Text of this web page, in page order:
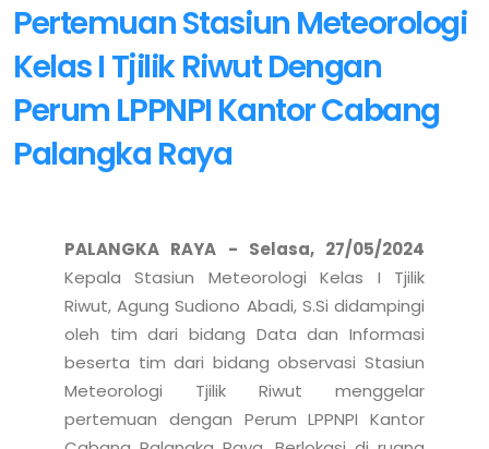
Pertemuan Stasiun Meteorologi
Kelas I Tjilik Riwut Dengan
Perum LPPNPI Kantor Cabang
Palangka Raya
PALANGKA RAYA - Selasa, 27/05/2024
Kepala Stasiun Meteorologi Kelas I Tjilik
Riwut, Agung Sudiono Abadi, S.Si didampingi
oleh tim dari bidang Data dan Informasi
beserta tim dari bidang observasi Stasiun
Meteorologi Tjilik Riwut menggelar
pertemuan dengan Perum LPPNPI Kantor